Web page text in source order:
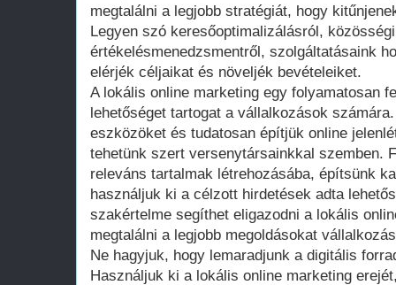
megtalálni a legjobb stratégiát, hogy
Legyen szó keresőoptimalizálásról,
értékelésmenedzsmentről, szolgáltatásaink
elérjék céljaikat és növeljék bevételeiket.
A lokális online marketing egy folyamatosan
lehetőséget tartogat a vállalkozások
eszközöket és tudatosan építjük online
tehetünk szert versenytársainkkal szemben.
releváns tartalmak létrehozásába, építsünk
használjuk ki a célzott hirdetések adta
szakértelme segíthet eligazodni a lokális
megtalálni a legjobb megoldásokat
Ne hagyjuk, hogy lemaradjunk a digitális
Használjuk ki a lokális online marketing